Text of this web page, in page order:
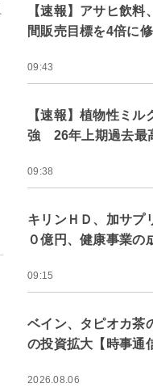
【速報】アサヒ飲
間販売目標を4倍に
09:43
【速報】植物性ミ
強 26年上期過去最
09:38
キリンＨＤ、加サプ
０億円、健康事業
09:15
ベイン、タピオカ茶
の投資拡大【時事通
2026.08.06